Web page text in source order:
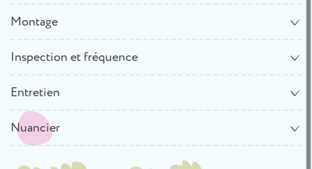
Montage
Inspection et fréquence
Entretien
Nuancier